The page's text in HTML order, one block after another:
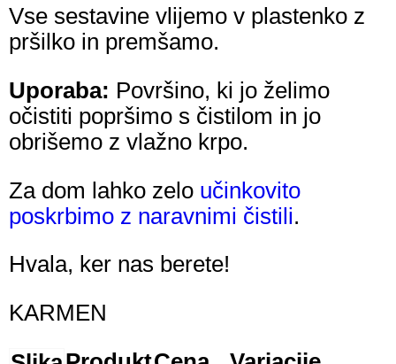
Vse sestavine vlijemo v plastenko z
pršilko in premšamo.
Uporaba: Površino, ki jo želimo
očistiti popršimo s čistilom in jo
obrišemo z vlažno krpo.
Za dom lahko zelo učinkovito
poskrbimo z naravnimi čistili.
Hvala, ker nas berete!
KARMEN